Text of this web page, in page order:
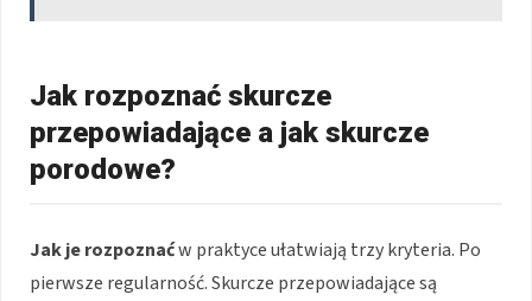
Jak rozpoznać skurcze
przepowiadające a jak skurcze
porodowe?
Jak je rozpoznaćw praktyce ułatwiają trzy kryteria. Po
pierwsze regularność. Skurcze przepowiadające są